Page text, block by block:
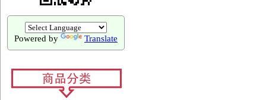
Powered by Translate